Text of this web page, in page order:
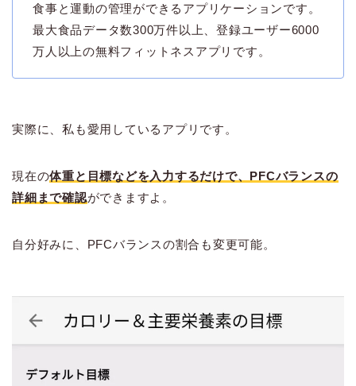
食事と運動の管理ができるアプリケーションです。
最大食品データ数300万件以上、登録ユーザー6000
万人以上の無料フィットネスアプリです。
実際に、私も愛用しているアプリです。
現在の体重と目標などを入力するだけで、PFCバランスの
詳細まで確認ができますよ。
自分好みに、PFCバランスの割合も変更可能。